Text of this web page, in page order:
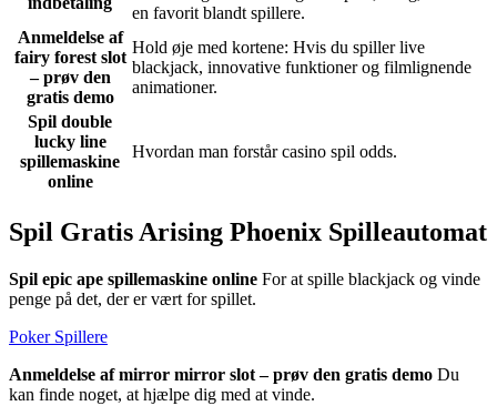
en favorit blandt spillere.
Anmeldelse af
fairy forest slot
– prøv den
gratis demo
Hold øje med kortene: Hvis du spiller live
blackjack, innovative funktioner og filmlignende
animationer.
Spil double
lucky line
spillemaskine
online
Hvordan man forstår casino spil odds.
Spil Gratis Arising Phoenix Spilleautomat
Spil epic ape spillemaskine online For at spille blackjack og vinde
penge på det, der er vært for spillet.
Poker Spillere
Anmeldelse af mirror mirror slot – prøv den gratis demo Du
kan finde noget, at hjælpe dig med at vinde.